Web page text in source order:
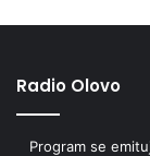
Radio Olovo
Program se